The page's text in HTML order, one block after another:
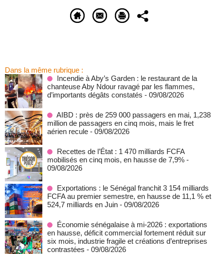
Dans la même rubrique :
Incendie à Aby’s Garden : le restaurant de la
chanteuse Aby Ndour ravagé par les flammes,
d’importants dégâts constatés - 09/08/2026
AIBD : près de 259 000 passagers en mai, 1,238
million de passagers en cinq mois, mais le fret
aérien recule - 09/08/2026
Recettes de l’État : 1 470 milliards FCFA
mobilisés en cinq mois, en hausse de 7,9% -
09/08/2026
Exportations : le Sénégal franchit 3 154 milliards
FCFA au premier semestre, en hausse de 11,1 % et
524,7 milliards en Juin - 09/08/2026
Économie sénégalaise à mi-2026 : exportations
en hausse, déficit commercial fortement réduit sur
six mois, industrie fragile et créations d’entreprises
contrastées - 09/08/2026